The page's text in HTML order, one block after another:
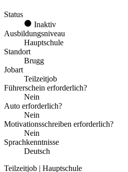
Status
Inaktiv
Ausbildungsniveau
Hauptschule
Standort
Brugg
Jobart
Teilzeitjob
Führerschein erforderlich?
Nein
Auto erforderlich?
Nein
Motivationsschreiben erforderlich?
Nein
Sprachkenntnisse
Deutsch
Teilzeitjob | Hauptschule